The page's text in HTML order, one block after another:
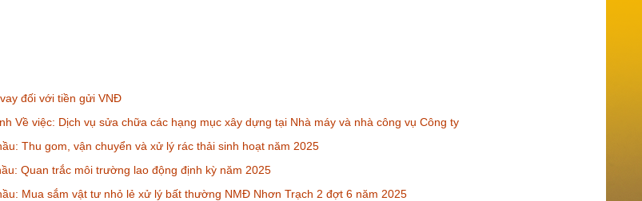
đối với tiền gửi VNĐ
Về việc: Dịch vụ sửa chữa các hạng mục xây dựng tại Nhà máy và nhà công vụ Công ty
Thu gom, vận chuyển và xử lý rác thải sinh hoạt năm 2025
Quan trắc môi trường lao động định kỳ năm 2025
Mua sắm vật tư nhỏ lẻ xử lý bất thường NMĐ Nhơn Trạch 2 đợt 6 năm 2025